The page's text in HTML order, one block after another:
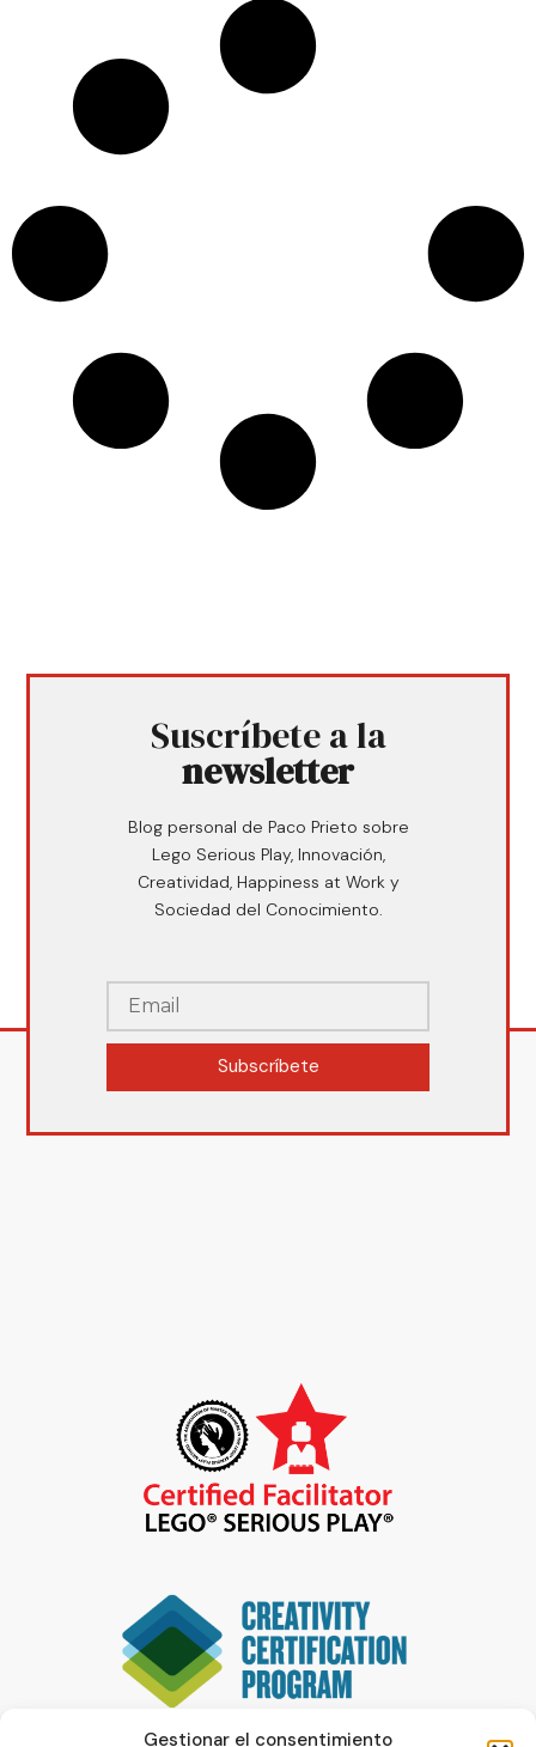
Gestionar el consentimiento
Suscríbete a la
newsletter
Blog personal de Paco Prieto sobre
Lego Serious Play, Innovación,
Creatividad, Happiness at Work y
Sociedad del Conocimiento.
Subscríbete